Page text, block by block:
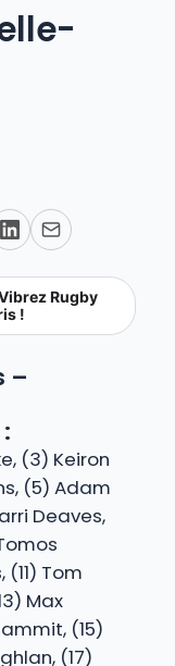
Rugby
!
–
(3) Keiron
(5) Adam
Deaves,
Tom
Max
(15)
(17)